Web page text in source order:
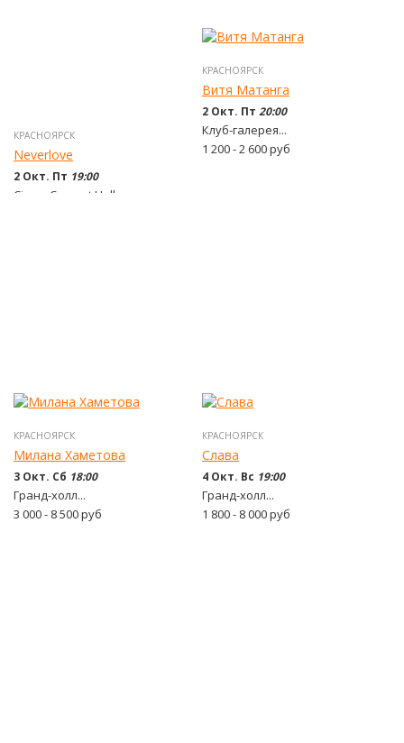
КРАСНОЯРСК
Neverlove
2 Окт. Пт 19:00
Circus Concert Hall
КРАСНОЯРСК
Витя Матанга
2 Окт. Пт 20:00
Клуб-галерея...
1 200 - 2 600руб
КРАСНОЯРСК
Милана Хаметова
3 Окт. Сб 18:00
Гранд-холл...
3 000 - 8 500руб
КРАСНОЯРСК
Слава
4 Окт. Вс 19:00
Гранд-холл...
1 800 - 8 000руб